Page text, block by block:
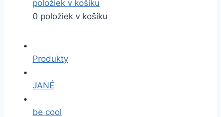
položiek v košíku
0 položiek v košíku
Produkty
JANÉ
be cool